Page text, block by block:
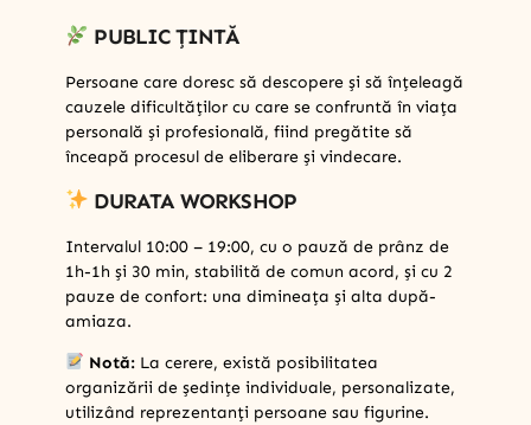
PUBLIC ȚINTĂ
Persoane care doresc să descopere și să înțeleagă
cauzele dificultăților cu care se confruntă în viața
personală și profesională, fiind pregătite să
înceapă procesul de eliberare și vindecare.
DURATA WORKSHOP
Intervalul 10:00 – 19:00, cu o pauză de prânz de
1h-1h și 30 min, stabilită de comun acord, și cu 2
pauze de confort: una dimineața și alta după-
amiaza.
Notă:La cerere, există posibilitatea
organizării de ședințe individuale, personalizate,
utilizând reprezentanți persoane sau figurine.